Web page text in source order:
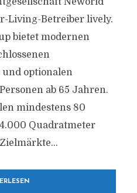
Living-Betreiber lively.
bietet modernen
und optionalen
ab 65 Jahren.
mindestens 80
Quadratmeter